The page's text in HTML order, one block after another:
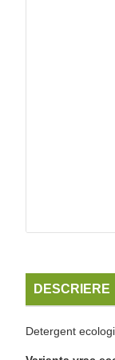
DESCRIERE
Detergent